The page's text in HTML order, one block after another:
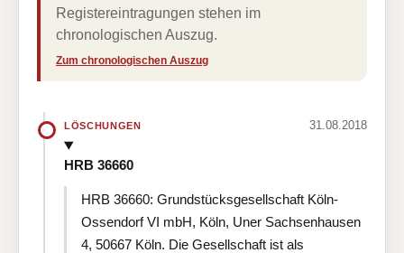
Registereintragungen stehen im
chronologischen Auszug.
Zum chronologischen Auszug
LÖSCHUNGEN 31.08.2018
HRB 36660
HRB 36660: Grundstücksgesellschaft Köln-
Ossendorf VI mbH, Köln, Uner Sachsenhausen
4, 50667 Köln. Die Gesellschaft ist als